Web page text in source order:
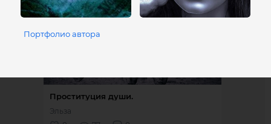
Портфолио автора